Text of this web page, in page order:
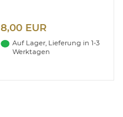
8,00 EUR
Auf Lager, Lieferung in 1-3
Werktagen